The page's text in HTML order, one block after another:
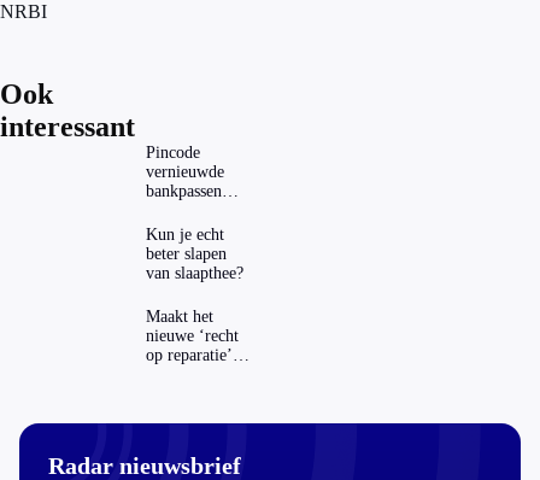
NRBI
Ook
interessant
Pincode
vernieuwde
bankpassen
ING-app: is dat
wel veilig?
Kun je echt
beter slapen
van slaapthee?
Maakt het
nieuwe ‘recht
op reparatie’
Radar nieuwsbrief